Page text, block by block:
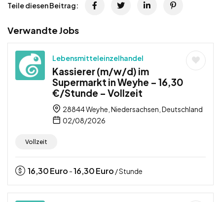
Teile diesen Beitrag:
Verwandte Jobs
Lebensmitteleinzelhandel
Kassierer (m/w/d) im
Supermarkt in Weyhe – 16,30
€/Stunde – Vollzeit
28844 Weyhe, Niedersachsen, Deutschland
02/08/2026
Vollzeit
16,30Euro -16,30Euro / Stunde